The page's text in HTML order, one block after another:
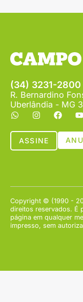
(34) 3231-2800
R. Bernardino
Uberlândia - MG
ASSINE
Copyright © (1990 -
direitos reservados. É
página em qualquer
impresso, sem